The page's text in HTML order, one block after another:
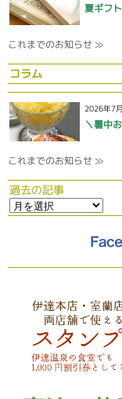
夏ギフ
これまでのお知らせ ≫
コラム
2026年7
＼暑中
これまでのお知らせ ≫
過去の記事